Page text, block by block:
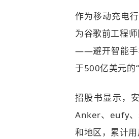
作为移动充电行
为谷歌前工程
——避开智能手
于500亿美元的“
招股书显示，
Anker、eufy、
和地区，累计用